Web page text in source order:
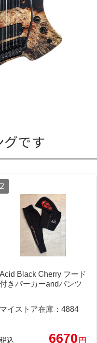
です
Acid Black Cherry フード
付きパーカーandパンツ
マイストア在庫： 4884
税込 6670円